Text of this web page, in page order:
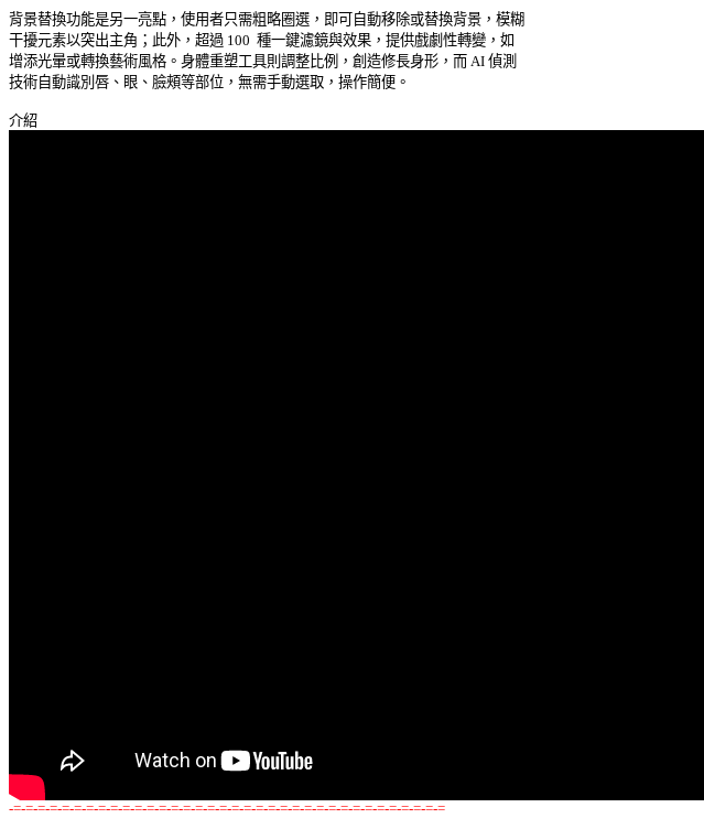
背景替換功能是另一亮點，使用者只需粗略圈選，即可自動移除或替換背景，模糊
干擾元素以突出主角；此外，超過 100  種一鍵濾鏡與效果，提供戲劇性轉變，如
增添光暈或轉換藝術風格。身體重塑工具則調整比例，創造修長身形，而 AI 偵測
技術自動識別唇、眼、臉頰等部位，無需手動選取，操作簡便。
-=-=-=-=-=-=-=-=-=-=-=-=-=-=-=-=-=-=-=-=-=-=-=-=-=-=-=-=-=-=-=-=-=-=-=-=